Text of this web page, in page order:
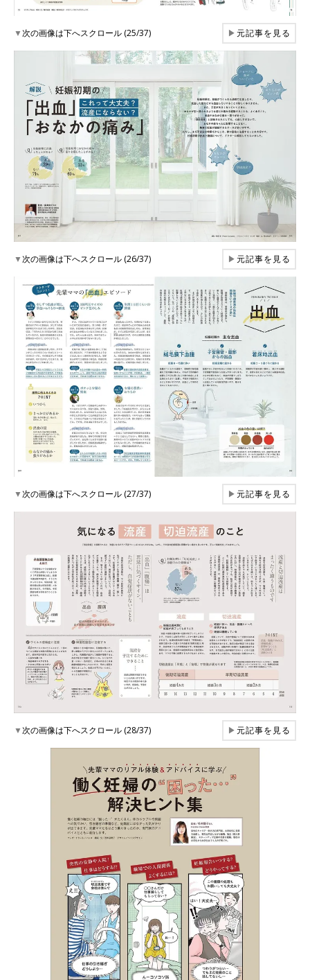
▼次の画像は下へスクロール (25/37) ▶元記事を見る
▼次の画像は下へスクロール (26/37) ▶元記事を見る
▼次の画像は下へスクロール (27/37) ▶元記事を見る
▼次の画像は下へスクロール (28/37) ▶元記事を見る